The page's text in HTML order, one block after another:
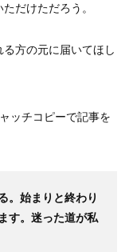
だけただろう。
方の元に届いてほし
ッチコピーで記事を
。始まりと終わり
す。迷った道が私